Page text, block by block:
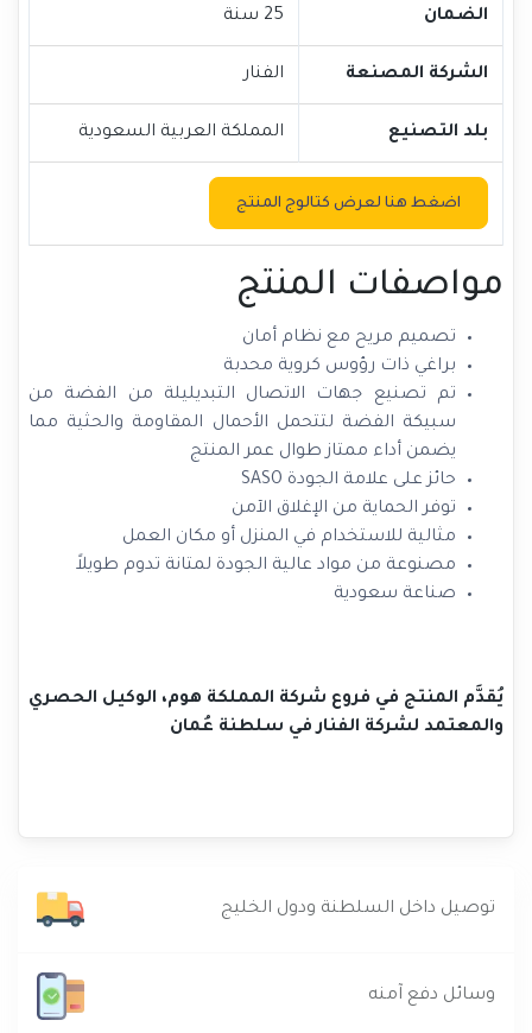
الضمان 25 سنة
الشركة المصنعة الفنار
بلد التصنيع المملكة العربية السعودية
اضغط هنا لعرض كتالوج المنتج
مواصفات المنتج
تصميم مريح مع نظام أمان
براغي ذات رؤوس كروية محدبة
تم تصنيع جهات الاتصال التبديليلة من الفضة من
سبيكة الفضة لتتحمل الأحمال المقاومة والحثية مما
يضمن أداء ممتاز طوال عمر المنتج
حائز على علامة الجودة SASO
توفر الحماية من الإغلاق الآمن
مثالية للاستخدام في المنزل أو مكان العمل
مصنوعة من مواد عالية الجودة لمتانة تدوم طويلاً
صناعة سعودية
يُقدَّم المنتج في فروع شركة المملكة هوم، الوكيل الحصري
والمعتمد لشركة الفنار في سلطنة عُمان
توصيل داخل السلطنة ودول الخليج
وسائل دفع آمنه